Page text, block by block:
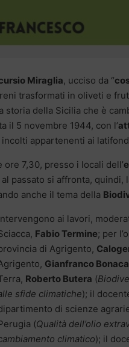
Miraglia, ucciso da “
trasformati in oliveti e
storia della Sicilia che è
il 5 novembre 1944, con l’
appartenenti ai
7,30, presso i locali dell’
passato si affronta,
anche il tema della
ai lavori,
Fabio Termine; per
di Agrigento,
Gianfranco
Roberto Butera (
sfide climatiche); il
di scienze
(Qualità dell’olio
climatico); il